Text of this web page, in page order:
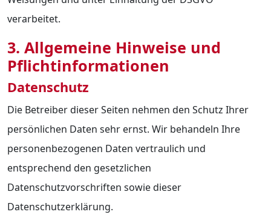
verarbeitet.
3. Allgemeine Hinweise und
Pflicht­informationen
Datenschutz
Die Betreiber dieser Seiten nehmen den Schutz Ihrer
persönlichen Daten sehr ernst. Wir behandeln Ihre
personenbezogenen Daten vertraulich und
entsprechend den gesetzlichen
Datenschutzvorschriften sowie dieser
Datenschutzerklärung.